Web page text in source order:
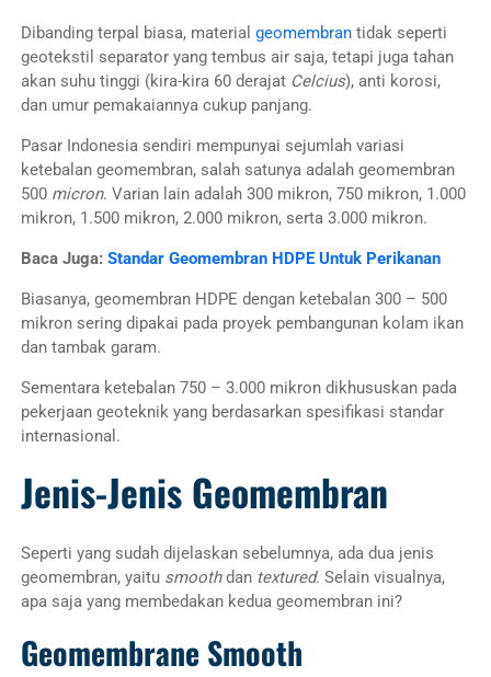
Dibanding terpal biasa, material geomembrantidak seperti
geotekstil separator yang tembus air saja, tetapi juga tahan
akan suhu tinggi (kira-kira 60 derajat Celcius), anti korosi,
dan umur pemakaiannya cukup panjang.
Pasar Indonesia sendiri mempunyai sejumlah variasi
ketebalan geomembran, salah satunya adalah geomembran
500 micron. Varian lain adalah 300 mikron, 750 mikron, 1.000
mikron, 1.500 mikron, 2.000 mikron, serta 3.000 mikron.
Baca Juga: Standar Geomembran HDPE Untuk Perikanan
Biasanya, geomembran HDPE dengan ketebalan 300 – 500
mikron sering dipakai pada proyek pembangunan kolam ikan
dan tambak garam.
Sementara ketebalan 750 – 3.000 mikron dikhususkan pada
pekerjaan geoteknik yang berdasarkan spesifikasi standar
internasional.
Jenis-Jenis Geomembran
Seperti yang sudah dijelaskan sebelumnya, ada dua jenis
geomembran, yaitu smoothdan textured. Selain visualnya,
apa saja yang membedakan kedua geomembran ini?
Geomembrane Smooth